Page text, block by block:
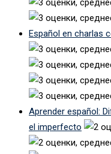
Español en charlas
Aprender español:
el imperfecto